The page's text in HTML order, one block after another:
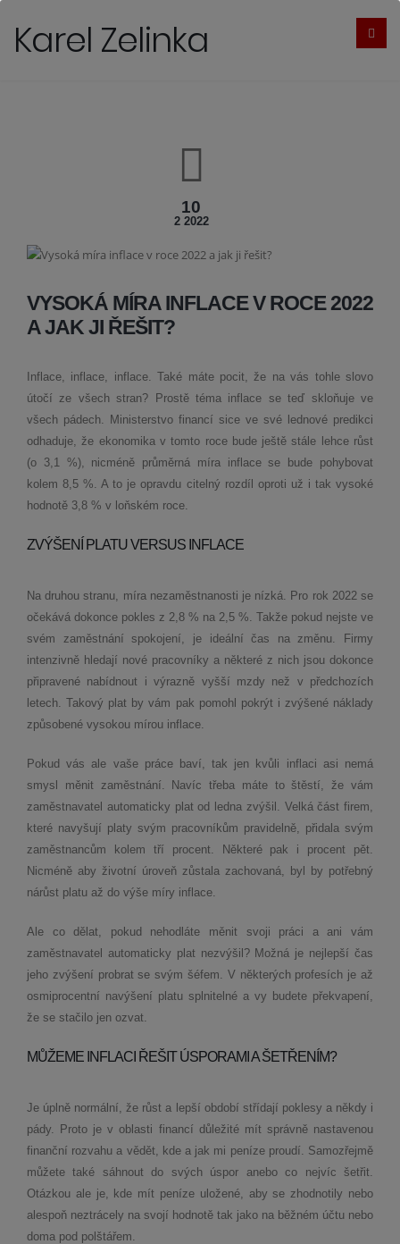
Karel Zelinka
10
2 2022
VYSOKÁ MÍRA INFLACE V ROCE 2022
A JAK JI ŘEŠIT?
Inflace, inflace, inflace. Také máte pocit, že na vás tohle slovo
útočí ze všech stran? Prostě téma inflace se teď skloňuje ve
všech pádech. Ministerstvo financí sice ve své lednové predikci
odhaduje, že ekonomika v tomto roce bude ještě stále lehce růst
(o 3,1 %), nicméně průměrná míra inflace se bude pohybovat
kolem 8,5 %. A to je opravdu citelný rozdíl oproti už i tak vysoké
hodnotě 3,8 % v loňském roce.
ZVÝŠENÍ PLATU VERSUS INFLACE
Na druhou stranu, míra nezaměstnanosti je nízká. Pro rok 2022 se
očekává dokonce pokles z 2,8 % na 2,5 %. Takže pokud nejste ve
svém zaměstnání spokojení, je ideální čas na změnu. Firmy
intenzivně hledají nové pracovníky a některé z nich jsou dokonce
připravené nabídnout i výrazně vyšší mzdy než v předchozích
letech. Takový plat by vám pak pomohl pokrýt i zvýšené náklady
způsobené vysokou mírou inflace.
Pokud vás ale vaše práce baví, tak jen kvůli inflaci asi nemá
smysl měnit zaměstnání. Navíc třeba máte to štěstí, že vám
zaměstnavatel automaticky plat od ledna zvýšil. Velká část firem,
které navyšují platy svým pracovníkům pravidelně, přidala svým
zaměstnancům kolem tří procent. Některé pak i procent pět.
Nicméně aby životní úroveň zůstala zachovaná, byl by potřebný
nárůst platu až do výše míry inflace.
Ale co dělat, pokud nehodláte měnit svoji práci a ani vám
zaměstnavatel automaticky plat nezvýšil? Možná je nejlepší čas
jeho zvýšení probrat se svým šéfem. V některých profesích je až
osmiprocentní navýšení platu splnitelné a vy budete překvapení,
že se stačilo jen ozvat.
MŮŽEME INFLACI ŘEŠIT ÚSPORAMI A ŠETŘENÍM?
Je úplně normální, že růst a lepší období střídají poklesy a někdy i
pády. Proto je v oblasti financí důležité mít správně nastavenou
finanční rozvahu a vědět, kde a jak mi peníze proudí. Samozřejmě
můžete také sáhnout do svých úspor anebo co nejvíc šetřit.
Otázkou ale je, kde mít peníze uložené, aby se zhodnotily nebo
alespoň neztrácely na svojí hodnotě tak jako na běžném účtu nebo
doma pod polštářem.